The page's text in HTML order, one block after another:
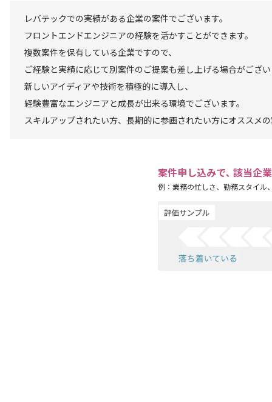
レバテックでの実績がある企業の案件でございます。
フロントエンドエンジニアの経験を活かすことができます。
複数案件を保有している企業ですので、
ご経験と実績に応じて別案件のご提案も差し上げる場合がござ
新しいアイディアや技術を積極的に導入し、
経験豊富なエンジニアと成長が出来る環境でございます。
スキルアップされたい方、長期的に参画されたい方にオススメ
案件申し込みで､ 該当企
例：業務の忙しさ、勤務スタイル